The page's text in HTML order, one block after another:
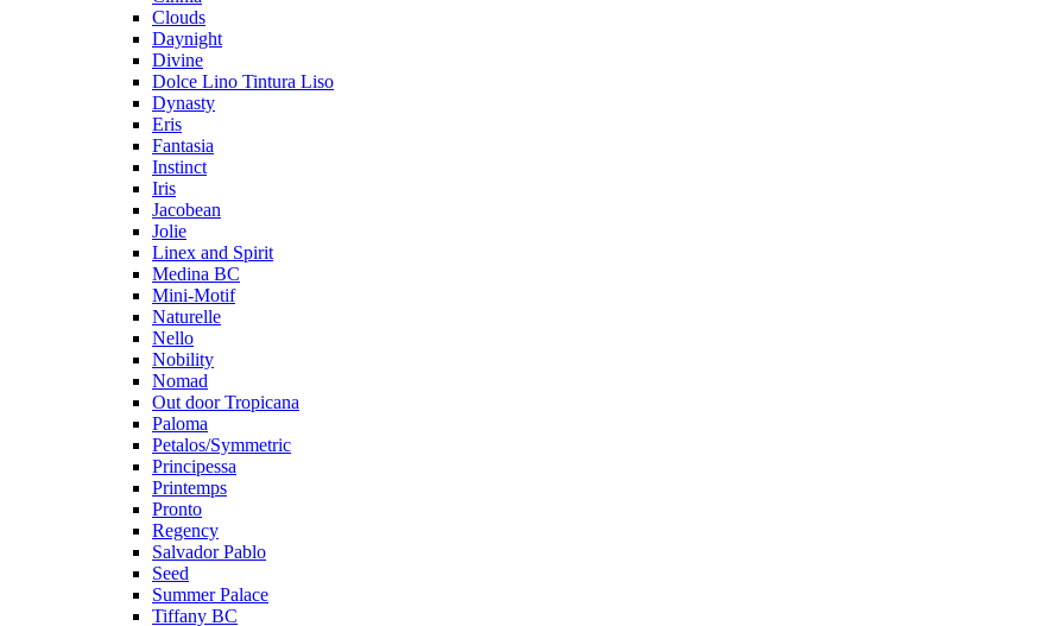
Clouds
Daynight
Divine
Dolce Lino Tintura Liso
Dynasty
Eris
Fantasia
Instinct
Iris
Jacobean
Jolie
Linex and Spirit
Medina BC
Mini-Motif
Naturelle
Nello
Nobility
Nomad
Out door Tropicana
Paloma
Petalos/Symmetric
Principessa
Printemps
Pronto
Regency
Salvador Pablo
Seed
Summer Palace
Tiffany BC